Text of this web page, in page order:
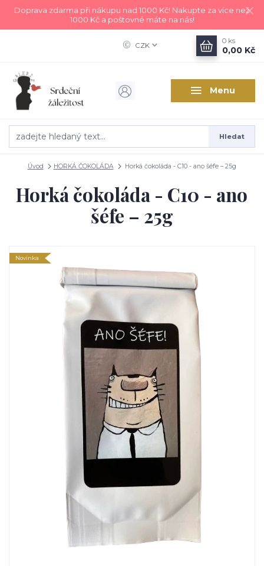
Doprava zdarma při nákupu nad 1000 Kč! Nakupte za více než
1000 Kč a poštovné máte na nás!
Menu
CZK
Hledat
0 ks
0,00 Kč
Úvod HORKÁ ČOKOLÁDA Horká čokoláda - C10 - ano šéfe – 25g
Horká čokoláda - C10 - ano
šéfe – 25g
Novinka